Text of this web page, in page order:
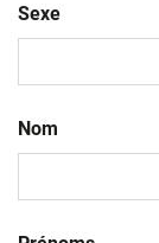
Sexe
Nom